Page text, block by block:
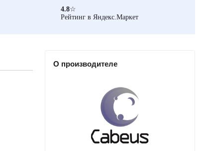
4.8☆
Рейтинг в Яндекс.Маркет
О производителе